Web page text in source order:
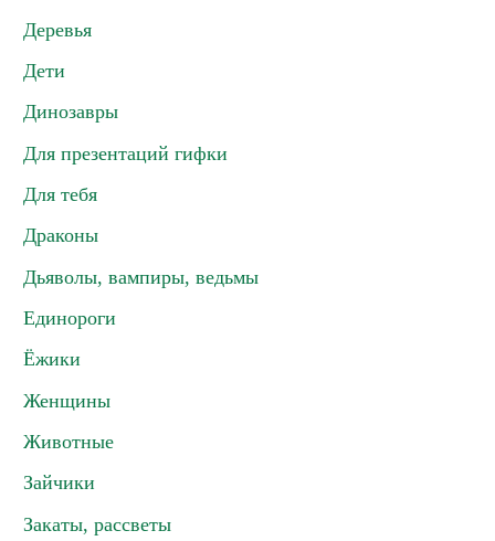
Деревья
Дети
Динозавры
Для презентаций гифки
Для тебя
Драконы
Дьяволы, вампиры, ведьмы
Единороги
Ёжики
Женщины
Животные
Зайчики
Закаты, рассветы